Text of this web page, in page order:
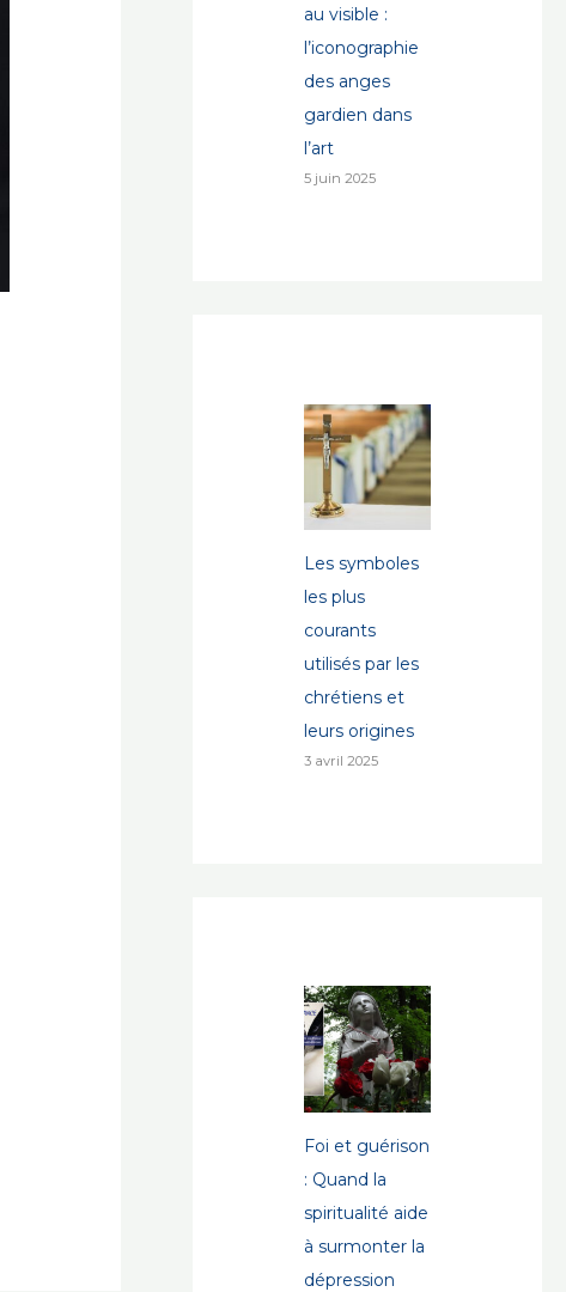
au visible :
l’iconographie
des anges
gardien dans
l’art
5 juin 2025
Les symboles
les plus
courants
utilisés par les
chrétiens et
leurs origines
3 avril 2025
Foi et guérison
: Quand la
spiritualité aide
à surmonter la
dépression